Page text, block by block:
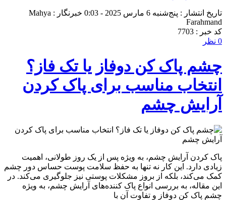
تاریخ انتشار : پنج‌شنبه 6 مارس 2025 - 0:03
خبرنگار : Mahya
Farahmand
کد خبر : 7703
0 نظر
چشم پاک کن دوفاز یا تک فاز؟
انتخاب مناسب برای پاک کردن
آرایش چشم
پاک کردن آرایش چشم، به ویژه پس از یک روز طولانی، اهمیت
زیادی دارد. این کار نه تنها به حفظ سلامت پوست حساس دور چشم
کمک می‌کند، بلکه از بروز مشکلات پوستی نیز جلوگیری می‌کند. در
این مقاله، به بررسی انواع پاک کننده‌های آرایش چشم، به ویژه
چشم پاک کن دوفاز و تفاوت آن با